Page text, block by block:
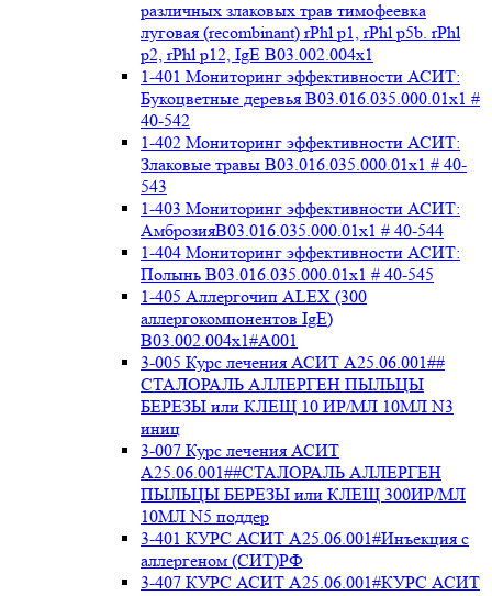
различных злаковых трав тимофеевка
луговая (recombinant) rPhl p1, rPhl p5b. rPhl
p2, rPhl p12, IgE В03.002.004x1
1-401 Мониторинг эффективности АСИТ:
Букоцветные деревья B03.016.035.000.01x1 #
40-542
1-402 Мониторинг эффективности АСИТ:
Злаковые травы B03.016.035.000.01x1 # 40-
543
1-403 Мониторинг эффективности АСИТ:
АмброзияB03.016.035.000.01x1 # 40-544
1-404 Мониторинг эффективности АСИТ:
Полынь B03.016.035.000.01x1 # 40-545
1-405 Аллергочип ALEX (300
аллергокомпонентов IgE)
В03.002.004x1#А001
3-005 Курс лечения АСИТ А25.06.001##
СТАЛОРАЛЬ АЛЛЕРГЕН ПЫЛЬЦЫ
БЕРЕЗЫ или КЛЕЩ 10 ИР/МЛ 10МЛ N3
иниц
3-007 Курс лечения АСИТ
А25.06.001##СТАЛОРАЛЬ АЛЛЕРГЕН
ПЫЛЬЦЫ БЕРЕЗЫ или КЛЕЩ 300ИР/МЛ
10МЛ N5 поддер
3-401 КУРС АСИТ А25.06.001#Инъекция с
аллергеном (СИТ)РФ
3-407 КУРС АСИТ А25.06.001#КУРС АСИТ